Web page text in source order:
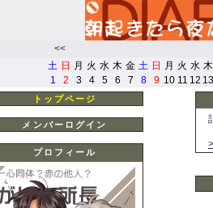
<<
土 日 月 火 水 木 金 土 日 月 火 水 木
1
2 3 4 5 6 7 8 9 10 11 12 13
トップページ
メンバーログイン
プロフィール